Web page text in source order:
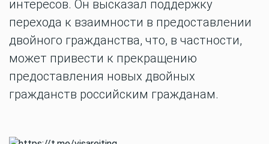
интересов. Он высказал поддержку
перехода к взаимности в предоставлении
двойного гражданства, что, в частности,
может привести к прекращению
предоставления новых двойных
гражданств российским гражданам.